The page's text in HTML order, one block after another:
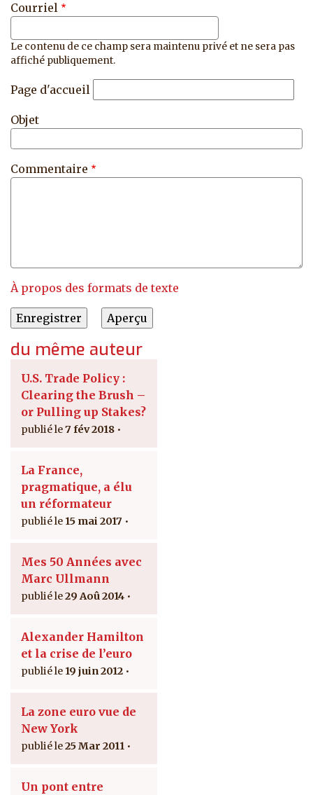
Courriel
Le contenu de ce champ sera maintenu privé et ne sera pas
affiché publiquement.
Page d'accueil
Objet
Commentaire
À propos des formats de texte
du même auteur
U.S. Trade Policy :
Clearing the Brush –
or Pulling up Stakes?
7 fév 2018
La France,
pragmatique, a élu
un réformateur
15 mai 2017
Mes 50 Années avec
Marc Ullmann
29 Aoû 2014
Alexander Hamilton
et la crise de l’euro
19 juin 2012
La zone euro vue de
New York
25 Mar 2011
Un pont entre